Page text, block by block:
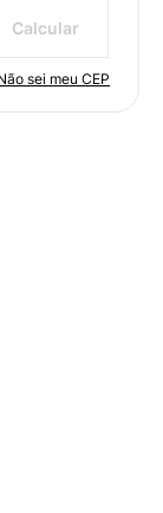
sei meu CEP
Calcular